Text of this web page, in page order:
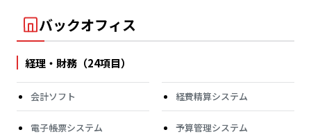
バックオフィス
経理・財務（24項目）
会計ソフト 経費精算システム
電子帳票システム 予算管理システム